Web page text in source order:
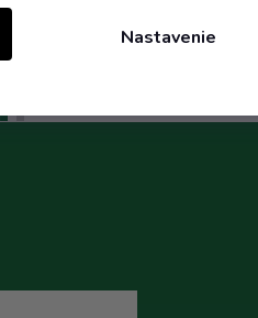
Nastavenie